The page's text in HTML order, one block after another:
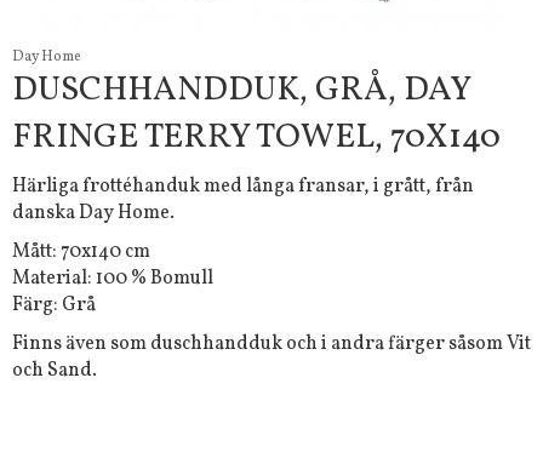
Day Home
DUSCHHANDDUK, GRÅ, DAY
FRINGE TERRY TOWEL, 70X140
Härliga frottéhanduk med långa fransar, i grått, från
danska Day Home.
Mått: 70x140 cm
Material: 100 % Bomull
Färg: Grå
Finns även som duschhandduk och i andra färger såsom Vit
och Sand.